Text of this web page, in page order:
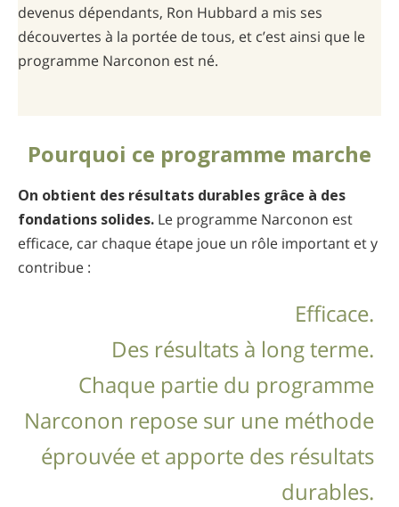
devenus dépendants, Ron Hubbard a mis ses
découvertes à la portée de tous, et c’est ainsi que le
programme Narconon est né.
Pourquoi ce programme marche
On obtient des résultats durables grâce à des
fondations solides. Le programme Narconon est
efficace, car chaque étape joue un rôle important et y
contribue :
Efficace.
Des résultats à long terme.
Chaque partie du programme
Narconon repose sur une méthode
éprouvée et apporte des résultats
durables.